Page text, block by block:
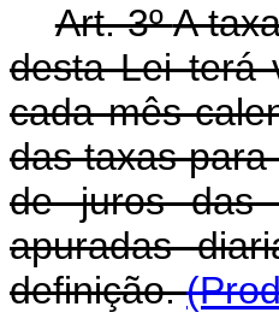
Art. 3ºA
desta Lei terá
cada mês-
das taxas
de juros das
apuradas
definição.